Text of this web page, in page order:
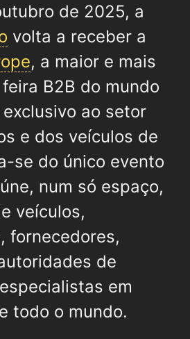
de 2025, a
volta a receber a
, a maior e mais
B2B do mundo
ao setor
e dos veículos de
se do único evento
num só espaço,
veículos,
fornecedores,
de
em
todo o mundo.